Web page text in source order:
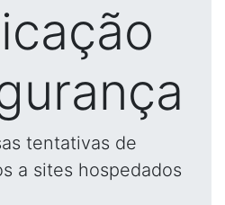
tentativas de
a sites hospedados